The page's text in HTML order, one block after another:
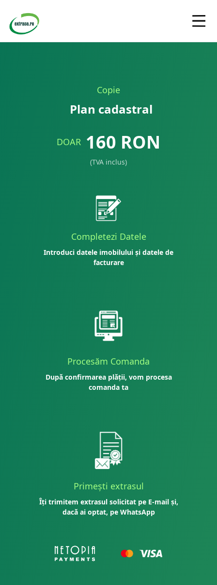
Copie
Plan cadastral
DOAR 160 RON
(TVA inclus)
Completezi Datele
Introduci datele imobilului și datele de
facturare
Procesăm Comanda
După confirmarea plății, vom procesa
comanda ta
Primești extrasul
Îți trimitem extrasul solicitat pe E-mail și,
dacă ai optat, pe WhatsApp